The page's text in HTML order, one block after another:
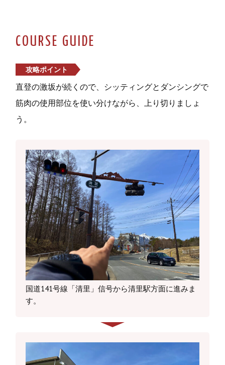
COURSE GUIDE
攻略ポイント
直登の激坂が続くので、シッティングとダンシングで
筋肉の使用部位を使い分けながら、上り切りましょ
う。
国道141号線「清里」信号から清里駅方面に進みま
す。